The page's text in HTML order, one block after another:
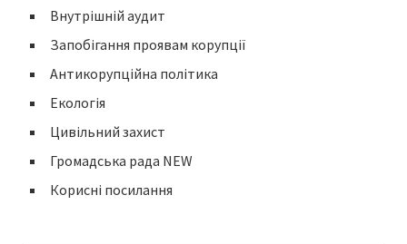
Внутрішній аудит
Запобігання проявам корупції
Антикорупційна політика
Екологія
Цивільний захист
Громадська рада NEW
Корисні посилання